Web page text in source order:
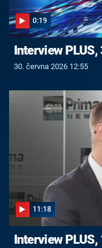
0:19
Interview
30. června 2026 12:55
11:18
Interview